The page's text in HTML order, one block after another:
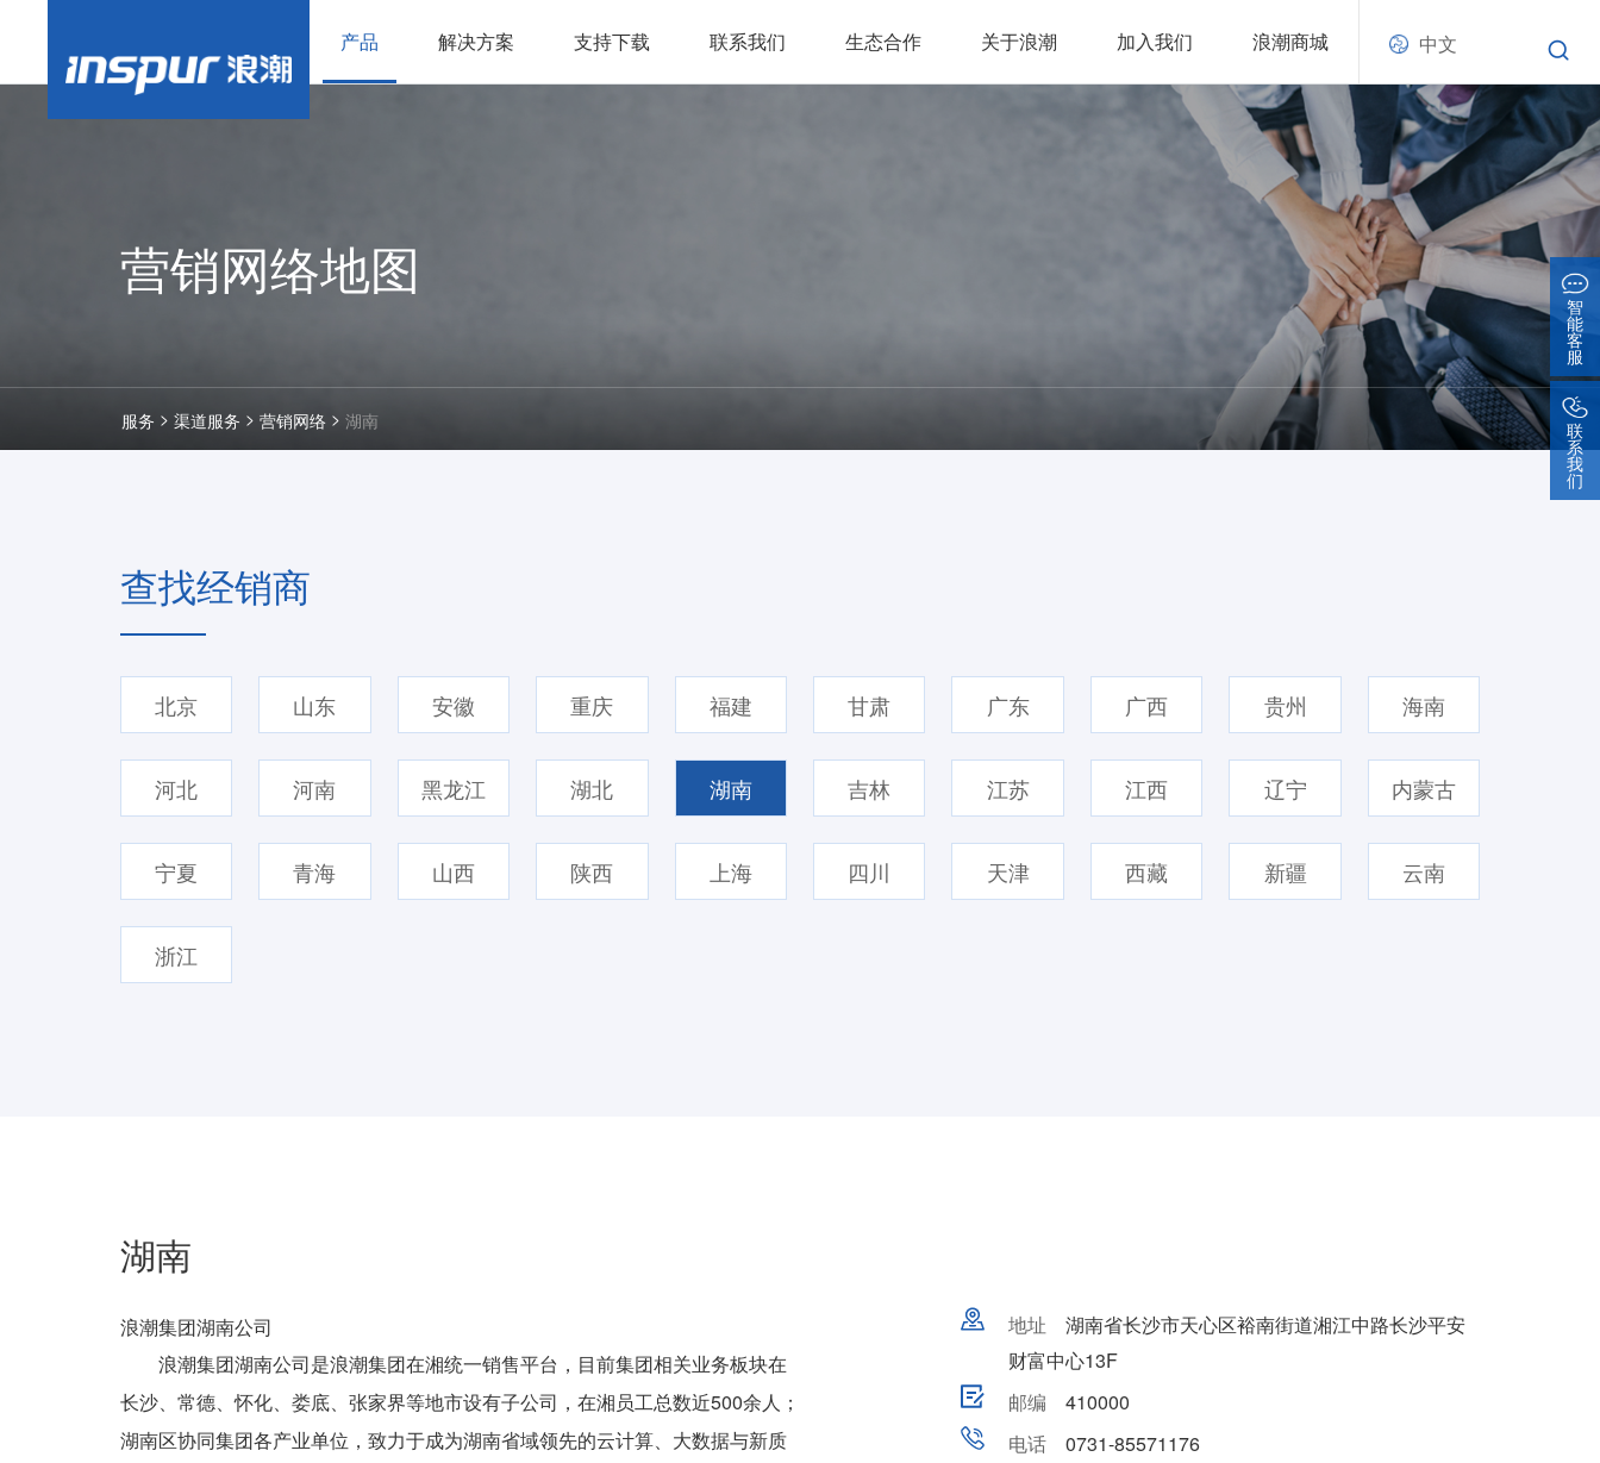
产品 解决方案 支持下载 联系我们 生态合作 关于浪潮 加入我们 浪潮商城 中文
营销网络地图
服务 > 渠道服务 > 营销网络> 湖南
查找经销商
北京 山东 安徽 重庆 福建 甘肃 广东 广西 贵州 海南
河北 河南 黑龙江 湖北 湖南 吉林 江苏 江西 辽宁 内蒙古
宁夏 青海 山西 陕西 上海 四川 天津 西藏 新疆 云南
浙江
湖南
浪潮集团湖南公司
浪潮集团湖南公司是浪潮集团在湘统一销售平台，目前集团相关业务板块在
长沙、常德、怀化、娄底、张家界等地市设有子公司，在湘员工总数近500余人；
湖南区协同集团各产业单位，致力于成为湖南省域领先的云计算、大数据与新质
地址
湖南省长沙市天心区裕南街道湘江中路长沙平安
财富中心13F
邮编
410000
电话
0731-85571176
智
能
客
服
联
系
我
们